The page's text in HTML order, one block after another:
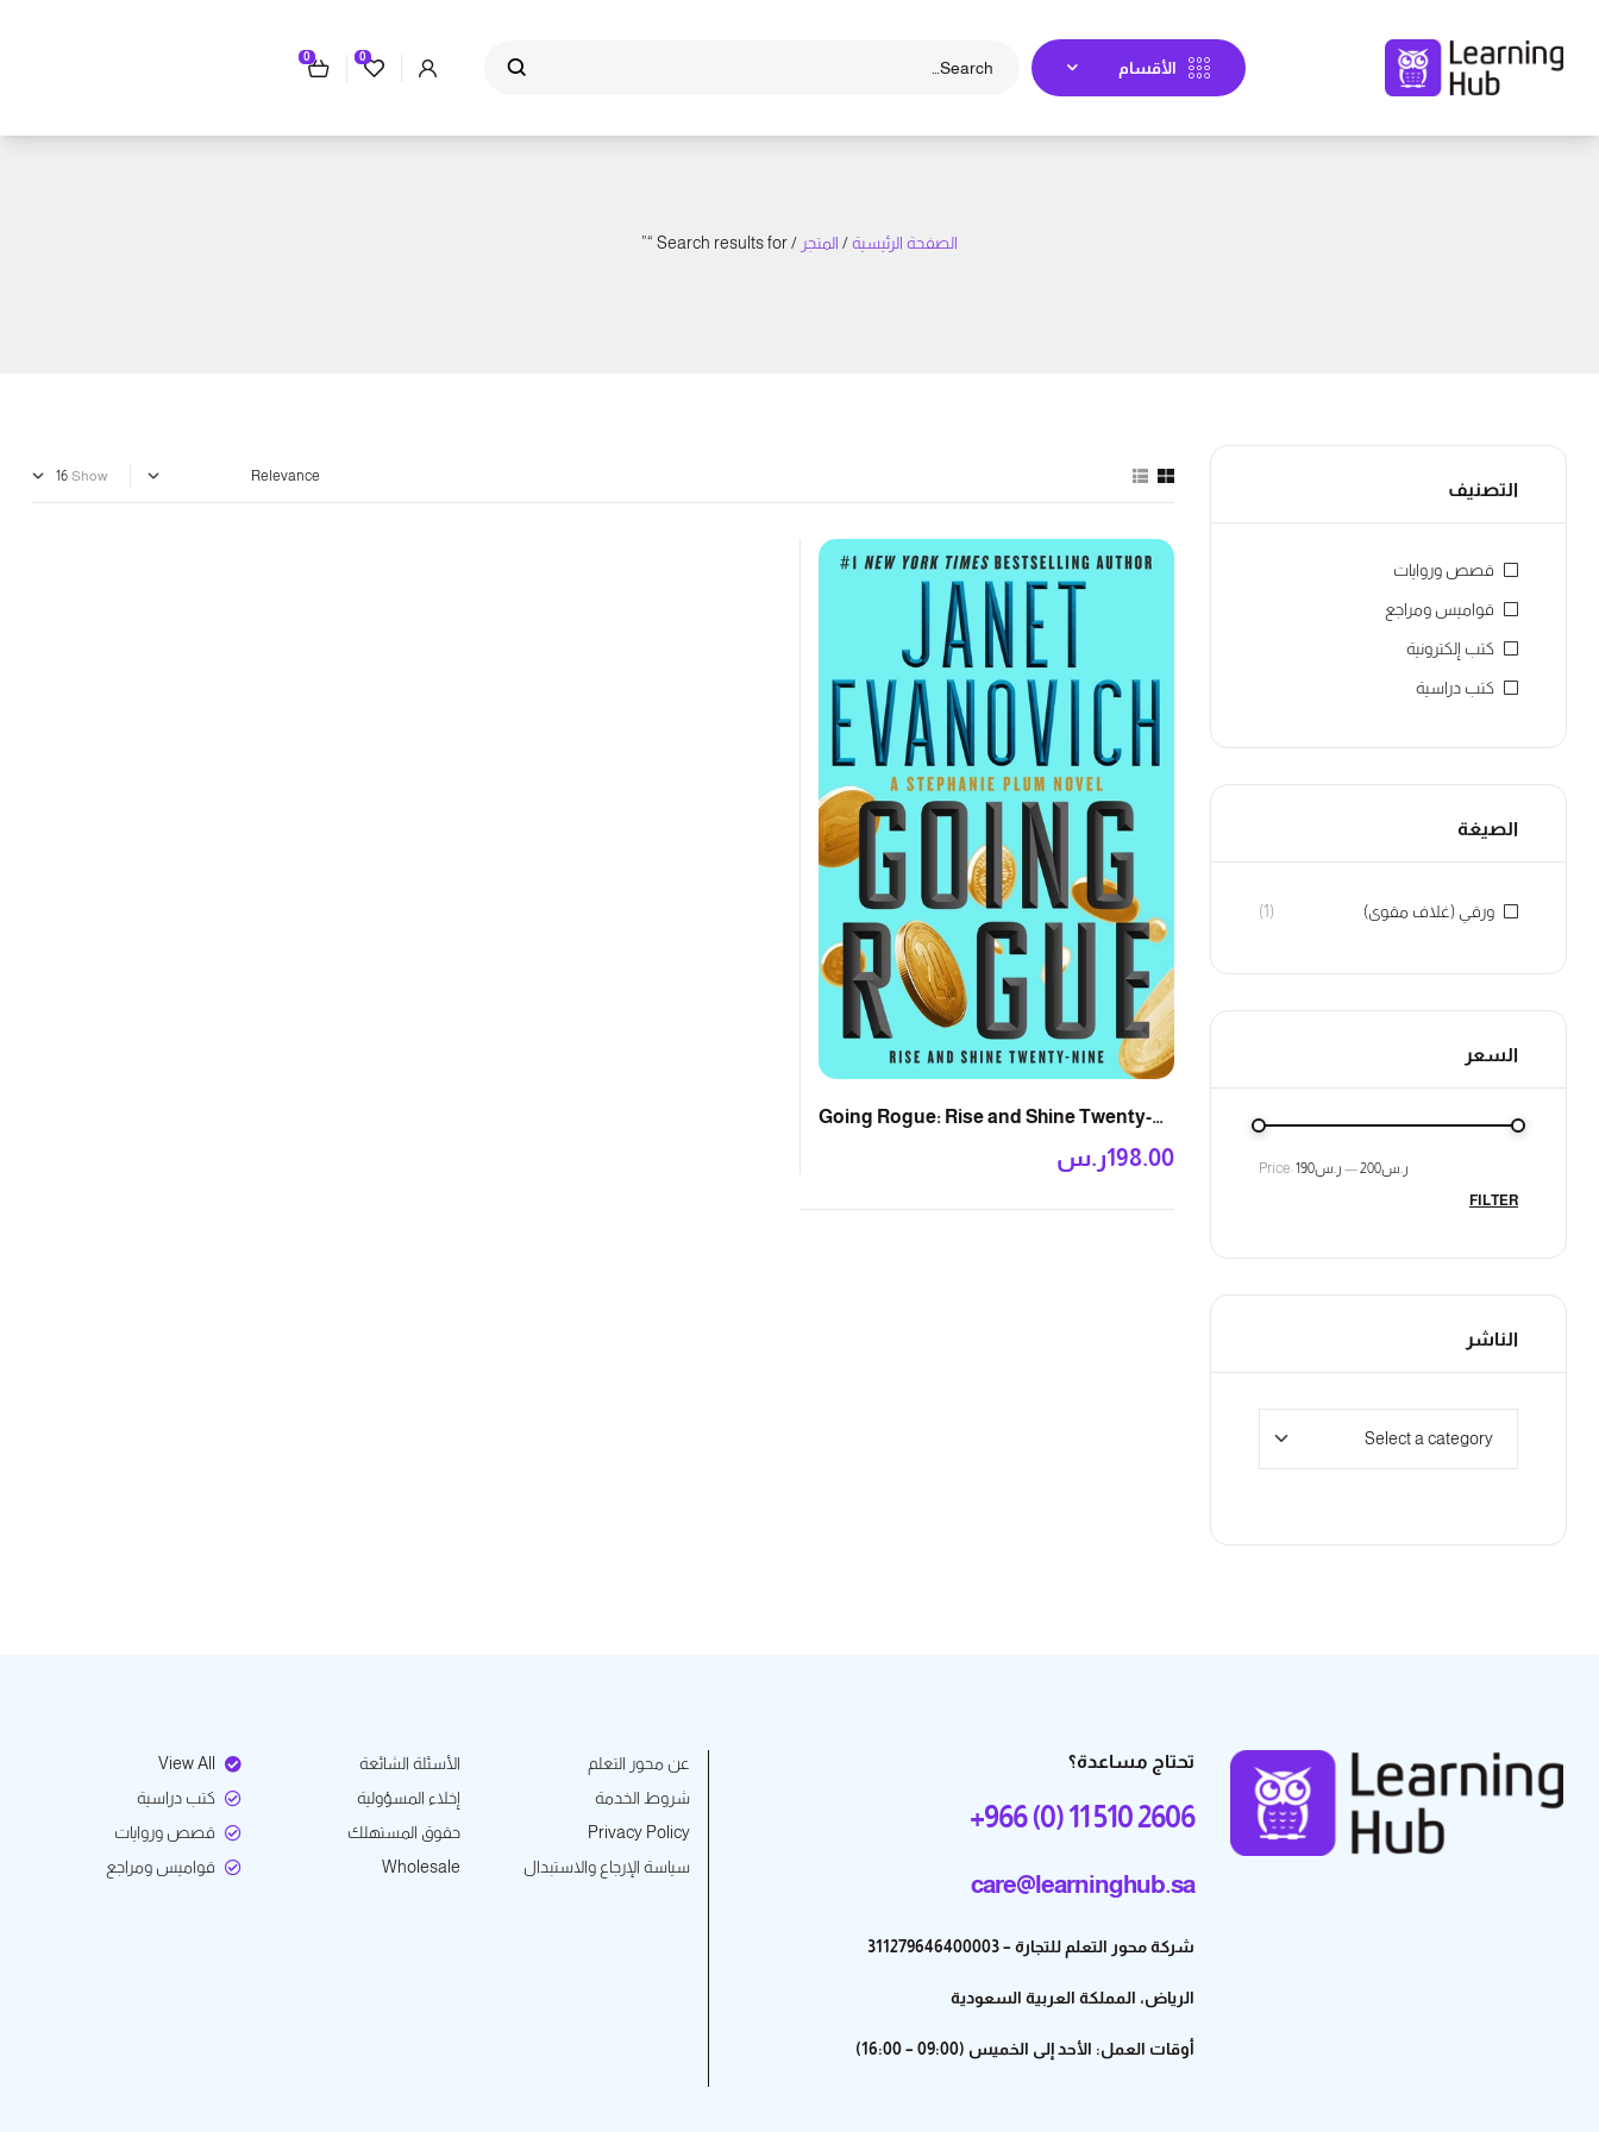
الأقسام
0
0
الصفحة الرئيسية/ المتجر / Search results for “”
Show
Going Rogue: Rise and Shine Twenty-
ر.س198.00
التصنيف
قصص وروايات
قواميس ومراجع
كتب إلكترونية
كتب دراسية
الصيغة
ورقي (غلاف مقوى) (1)
السعر
FILTER
Price: ر.س190 — ر.س200
الناشر
تحتاج مساعدة؟
+966 (0) 11 510 2606
care@learninghub.sa
شركة محور التعلم للتجارة – 311279646400003
الرياض، المملكة العربية السعودية
أوقات العمل: الأحد إلى الخميس (09:00 – 16:00)
عن محور التعلم
شروط الخدمة
Privacy Policy
سياسة الإرجاع والاستبدال
الأسئلة الشائعة
إخلاء المسؤولية
حقوق المستهلك
Wholesale
View All
كتب دراسية
قصص وروايات
قواميس ومراجع